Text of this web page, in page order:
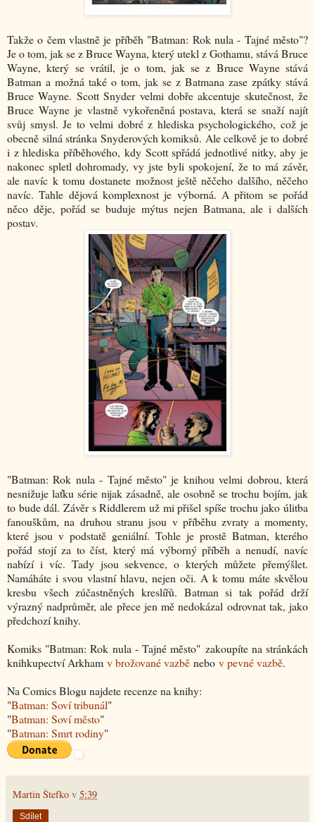
Takže o čem vlastně je příběh "Batman: Rok nula - Tajné město"?
Je o tom, jak se z Bruce Wayna, který utekl z Gothamu, stává Bruce
Wayne, který se vrátil, je o tom, jak se z Bruce Wayne stává
Batman a možná také o tom, jak se z Batmana zase zpátky stává
Bruce Wayne. Scott Snyder velmi dobře akcentuje skutečnost, že
Bruce Wayne je vlastně vykořeněná postava, která se snaží najít
svůj smysl. Je to velmi dobré z hlediska psychologického, což je
obecně silná stránka Snyderových komiksů. Ale celkově je to dobré
i z hlediska příběhového, kdy Scott spřádá jednotlivé nitky, aby je
nakonec spletl dohromady, vy jste byli spokojení, že to má závěr,
ale navíc k tomu dostanete možnost ještě něčeho dalšího, něčeho
navíc. Tahle dějová komplexnost je výborná. A přitom se pořád
něco děje, pořád se buduje mýtus nejen Batmana, ale i dalších
postav.
"Batman: Rok nula - Tajné město" je knihou velmi dobrou, která
nesnižuje laťku série nijak zásadně, ale osobně se trochu bojím, jak
to bude dál. Závěr s Riddlerem už mi přišel spíše trochu jako úlitba
fanouškům, na druhou stranu jsou v příběhu zvraty a momenty,
které jsou v podstatě geniální. Tohle je prostě Batman, kterého
pořád stojí za to číst, který má výborný příběh a nenudí, navíc
nabízí i víc. Tady jsou sekvence, o kterých můžete přemýšlet.
Namáháte i svou vlastní hlavu, nejen oči. A k tomu máte skvělou
kresbu všech zúčastněných kreslířů. Batman si tak pořád drží
výrazný nadprůměr, ale přece jen mě nedokázal odrovnat tak, jako
předchozí knihy.
Komiks "Batman: Rok nula - Tajné město" zakoupíte na stránkách
knihkupectví Arkham v brožované vazbě nebo v pevné vazbě.
Na Comics Blogu najdete recenze na knihy:
"Batman: Soví tribunál"
"Batman: Soví město"
"Batman: Smrt rodiny"
Martin Štefko v 5:39
Sdílet